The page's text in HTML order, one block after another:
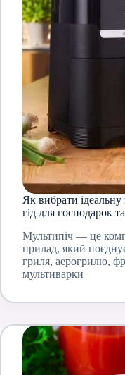
Як вибрати
гід для господарок
Мультипіч — це
прилад, який
гриля, аерогрилю,
мультиварки